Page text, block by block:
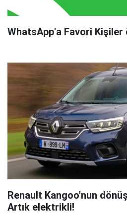
WhatsApp'a Favori
Renault Kangoo'nun
Artık elektrikli!